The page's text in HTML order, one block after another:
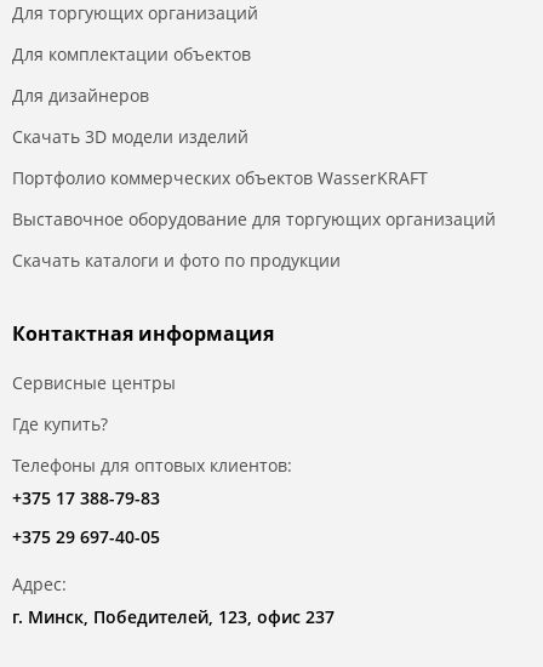
Для торгующих организаций
Для комплектации объектов
Для дизайнеров
Скачать 3D модели изделий
Портфолио коммерческих объектов WasserKRAFT
Выставочное оборудование для торгующих организаций
Скачать каталоги и фото по продукции
Контактная информация
Сервисные центры
Где купить?
Телефоны для оптовых клиентов:
+375 17 388-79-83
+375 29 697-40-05
Адрес:
г. Минск, Победителей, 123, офис 237